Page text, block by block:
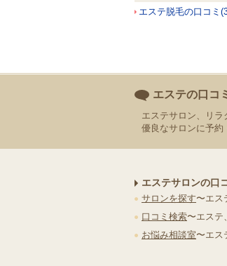
エステ脱毛の口コミ
エステの口コ
エステサロン、リラ
優良なサロンに予約
エステサロンの口
サロンを探す〜エス
口コミ検索〜エステ
お悩み相談室〜エス